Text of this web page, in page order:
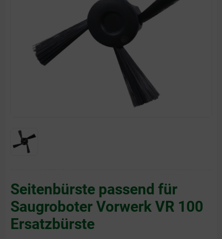
Seitenbürste passend für
Saugroboter Vorwerk VR 100
Ersatzbürste